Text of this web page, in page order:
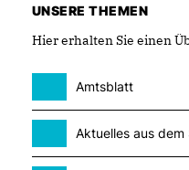
UNSERE THEMEN
Hier erhalten Sie einen
Amtsblatt
Aktuelles aus